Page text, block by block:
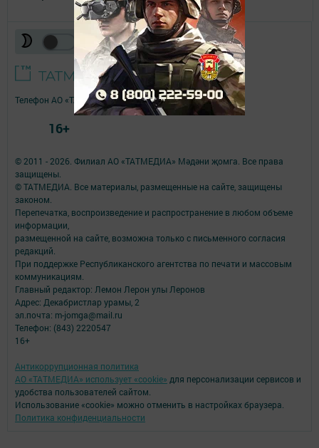
© 2011 - 2026. Филиал АО «ТАТМЕДИА» Мәдәни җомга. Все права
защищены.
© ТАТМЕДИА. Все материалы, размещенные на сайте, защищены
законом.
Перепечатка, воспроизведение и распространение в любом объеме
информации,
размещенной на сайте, возможна только с письменного согласия
редакций.
При поддержке Республиканского агентства по печати и массовым
коммуникациям.
Главный редактор: Лемон Лерон улы Леронов
Адрес: Декабристлар урамы, 2
эл.почта: m-jomga@mail.ru
Телефон: (843) 2220547
16+
Антикоррупционная политика
АО «ТАТМЕДИА» использует «cookie» для персонализации сервисов и
удобства пользователей сайтом.
Использование «cookie» можно отменить в настройках браузера.
Политика конфиденциальности
Телефон АО «ТАТМЕДИА»:(843) 222 09 84
16+